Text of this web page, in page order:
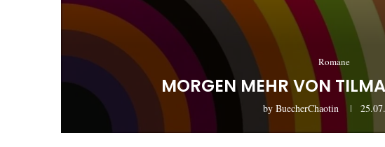
Romane
MORGEN MEHR VON
byBuecherChaotin